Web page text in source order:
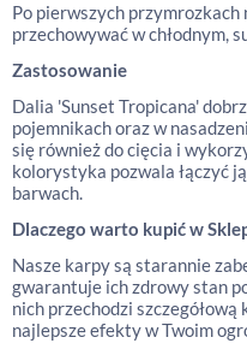
Po pierwszych
przechowywać w chłodnym,
Zastosowanie
Dalia 'Sunset Tropicana'
pojemnikach oraz w
się również do cięcia i
kolorystyka pozwala łączyć
barwach.
Dlaczego warto kupić w
Nasze karpy są starannie
gwarantuje ich zdrowy stan
nich przechodzi
najlepsze efekty w Twoim